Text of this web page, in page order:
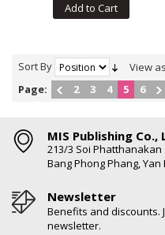
Add to Cart
Sort By
View
Page:
2 3 4 5 6
MIS Publishing Co.,
213/3 Soi Phatthanakan
Bang Phong Phang,
Newsletter
Benefits and discounts.
newsletter.